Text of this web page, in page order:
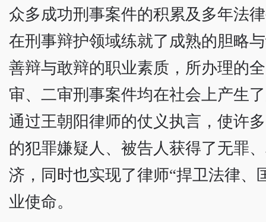
众多成功刑事案件的积累及多年法
在刑事辩护领域练就了成熟的胆略
善辩与敢辩的职业素质，所办理的
审、二审刑事案件均在社会上产生
通过王朝阳律师的仗义执言，使许
的犯罪嫌疑人、被告人获得了无罪
济，同时也实现了律师“捍卫法律、
业使命。